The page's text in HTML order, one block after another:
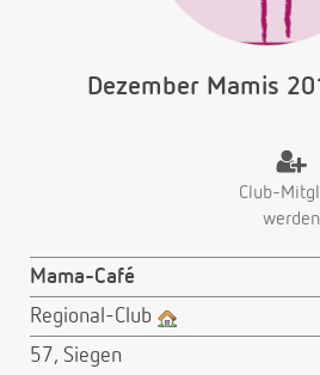
Dezember Mamis
Club-
werden
Mama-Café
Regional-Club
57, Siegen